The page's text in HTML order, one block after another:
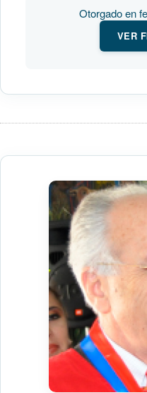
Otorgado en
VER